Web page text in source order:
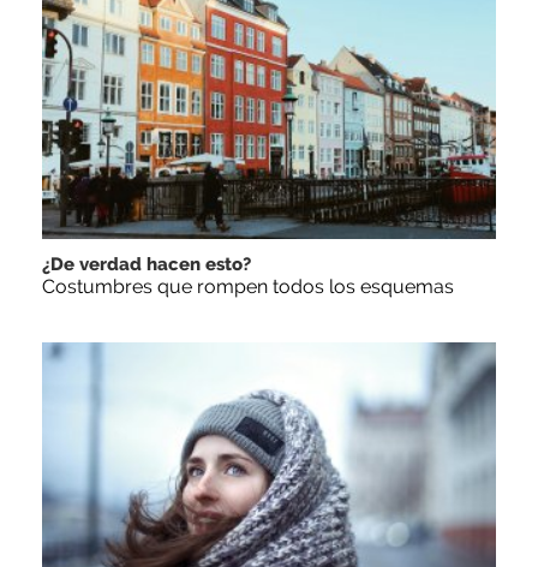
¿De verdad hacen esto?
Costumbres que rompen todos los esquemas